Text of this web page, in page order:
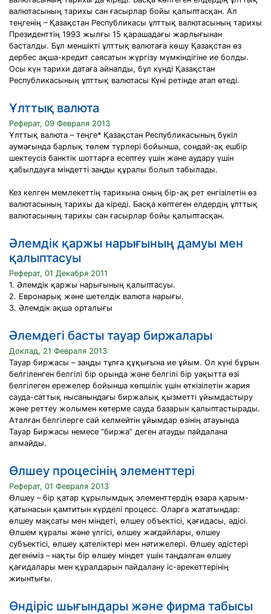
валютасының тарихы сан ғасырлар бойы қалыптасқан. Ал
теңгенің – Қазақстан Республикасы ұлттық валютасының тарихы
Президенттің 1993 жылғы 15 қарашадағы жарлығынан
басталды. Бұл меншікті ұлттық валютаға көшу Қазақстан өз
дербес ақша-кредит саясатын жүргізу мүмкіндігіне ие болды.
Осы күн тарихи датаға айналды, бұл күнді Қазақстан
Республикасының ұлттық валютасы Күні ретінде атап өтеді.
Ұлттық валюта
Реферат, 09 Февраля 2013
Ұлттық валюта – теңге* Қазақстан Республикасының бүкіл
аумағында барлық төлем түрлері бойынша, сондай-ақ ешбір
шектеусіз банктік шоттарға есептеу үшін және аудару үшін
қабылдауға міндетті заңды құралы болып табылады.
Кез келген мемлекеттің тарихына оның бір-ақ рет енгізілетін өз
валютасының тарихы да кіреді. Басқа көптеген елдердің ұлттық
валютасының тарихы сан ғасырлар бойы қалыптасқан.
Әлемдік қаржы нарығының дамуы мен
қалыптасуы
Реферат, 01 Декабря 2011
1. Әлемдік қаржы нарығының қалыптасуы.
2. Евронарық және шетелдік валюта нарығы.
3. Әлемдік ақша орталығы
Әлемдегі басты тауар биржалары
Доклад, 21 Февраля 2013
Тауар биржасы – заңды тұлға құқығына ие ұйым. Ол күні бұрын
белгіленген белгілі бір орында және белгілі бір уақытта өзі
белгілеген ережелер бойынша көпшілік үшін өткізілетін жария
сауда-саттық нысанындағы биржалық қызметті ұйымдастыру
және реттеу жолымен көтерме сауда базарын қалыптастырады.
Аталған белгілерге сай келмейтін ұйымдар өзінің атауында
Тауар Биржасы немесе “биржа” деген атауды пайдалана
алмайды.
Өлшеу процесінің элементтері
Реферат, 01 Февраля 2013
Өлшеу – бір қатар құрылымдық элементтердің өзара қарым-
қатынасын қамтитын күрделі процесс. Оларға жататындар:
өлшеу мақсаты мен міндеті, өлшеу объектісі, қағидасы, әдісі.
Өлшем құралы және үлгісі, өлшеу жағдайлары, өлшеу
субъектісі, өлшеу қателіктері мен нәтижелері. Өлшеу әдістері
дегеніміз – нақты бір өлшеу міндет үшін таңдалған өлшеу
қағидалары мен құралдарын пайдалану іс-әрекеттерінің
жиынтығы.
Өндіріс шығындары және фирма табысы